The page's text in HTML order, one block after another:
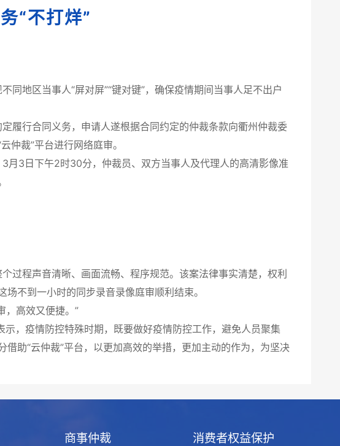
“不打烊”
地区当事人“屏对屏”“键对键”，确保疫情期间当事人足不出户
行合同义务，申请人遂根据合同约定的仲裁条款向衢州仲裁委
仲裁”平台进行网络庭审。
3日下午2时30分，仲裁员、双方当事人及代理人的高清影像准
程声音清晰、画面流畅、程序规范。该案法律事实清楚，权利
不到一小时的同步录音录像庭审顺利结束。
高效又便捷。”
疫情防控特殊时期，既要做好疫情防控工作，避免人员聚集
助“云仲裁”平台，以更加高效的举措，更加主动的作为，为坚决
商事仲裁 消费者权益保护